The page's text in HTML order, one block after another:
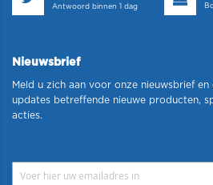
Antwoord binnen 1 dag
Nieuwsbrief
Meld u zich aan voor onze nieuwsbrief
updates betreffende nieuwe producten,
acties.